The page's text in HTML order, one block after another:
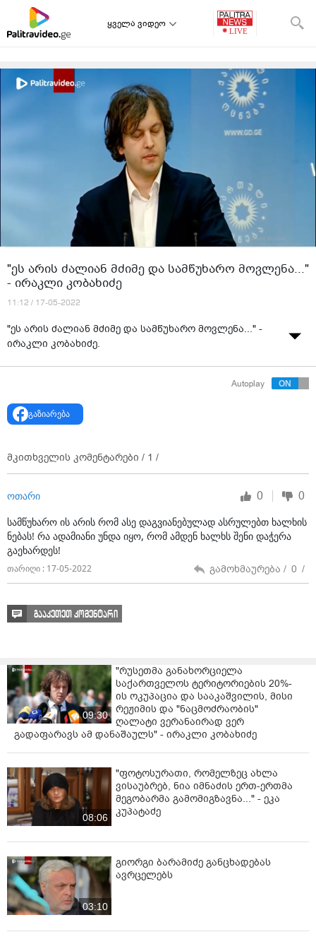
ყველა ვიდეო
"ეს არის ძალიან მძიმე და სამწუხარო მოვლენა..."
- ირაკლი კობახიძე
11:12 / 17-05-2022
"ეს არის ძალიან მძიმე და სამწუხარო მოვლენა..." -
ირაკლი კობახიძე.
Autoplay
გაზიარება
მკითხველის კომენტარები / 1 /
ოთარი 0 0
სამწუხარო ის არის რომ ასე დაგვიანებულად ასრულებთ ხალხის
ნებას! რა ადამიანი უნდა იყო, რომ ამდენ ხალხს შენი დაჭერა
გაეხარდეს!
თარიღი : 17-05-2022 გამოხმაურება / 0 /
გააკეთეთ კომენტარი
09:30
"რუსეთმა განახორციელა
საქართველოს ტერიტორიების 20%-
ის ოკუპაცია და სააკაშვილის, მისი
რეჟიმის და "ნაცმოძრაობის"
ღალატი ვერანაირად ვერ
გადაფარავს ამ დანაშაულს" - ირაკლი კობახიძე
08:06
"ფოტოსურათი, რომელზეც ახლა
ვისაუბრებ, ნია იმნაძის ერთ-ერთმა
მეგობარმა გამომიგზავნა..." - ეკა
კუპატაძე
03:10
გიორგი ბარამიძე განცხადებას
ავრცელებს